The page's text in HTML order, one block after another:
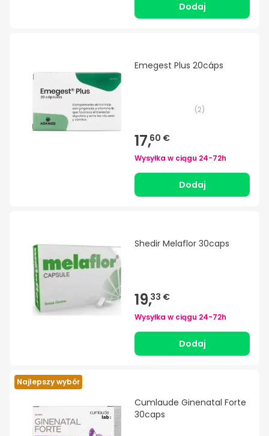
Dodaj
Emegest Plus 20cáps
(2)
17,60 €
Wysyłka w ciągu 24-72h
Dodaj
Shedir Melaflor 30caps
19,33 €
Wysyłka w ciągu 24-72h
Dodaj
Najlepszy wybór
Cumlaude Ginenatal Forte
30caps